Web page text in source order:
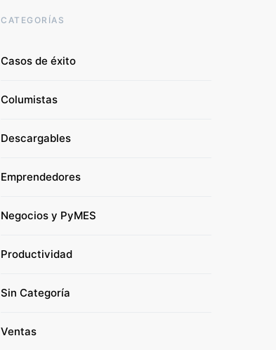
CATEGORÍAS
Casos de éxito
Columistas
Descargables
Emprendedores
Negocios y PyMES
Productividad
Sin Categoría
Ventas